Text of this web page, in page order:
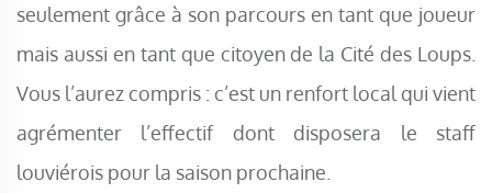
seulement grâce à son parcours en tant que joueur
mais aussi en tant que citoyen de la Cité des Loups.
Vous l’aurez compris : c’est un renfort local qui vient
agrémenter l’effectif dont disposera le staff
louviérois pour la saison prochaine.